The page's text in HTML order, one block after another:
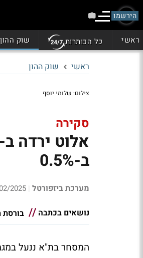
הירשמו
ראשי כל הכותרות שוק ההון
ראשי שוק ההון
צילום: שלומי יוסף
סקירה
ב-0.5%
מערכת ביזפורטל |
17:27
נושאים בכתבה
המסחר בת"א ננעל במגמה מעורבת - ת"א 35 ירד ב-